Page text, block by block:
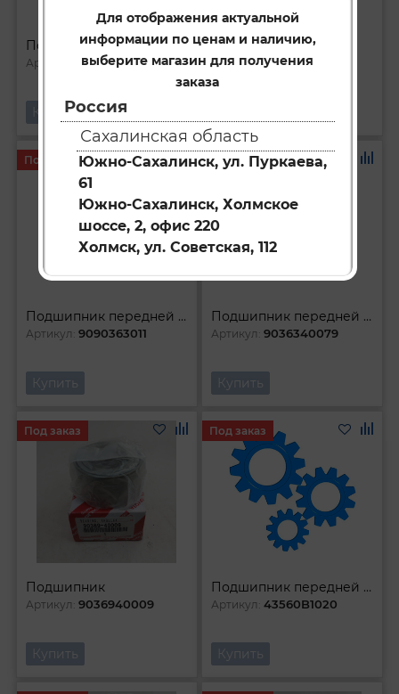
Для отображения актуальной
информации по ценам и наличию,
выберите магазин для получения
заказа
Россия
Сахалинская область
Южно-Сахалинск, ул. Пуркаева,
61
Южно-Сахалинск, Холмское
шоссе, 2, офис 220
Холмск, ул. Советская, 112
Подшипник переднего привода
Артикул: 9036341001
Купить
Подшипник
Артикул:9036658013
Подшипник передней ступицы
Артикул:9090363011
Под заказ
Купить
Подшипник передней ступицы
Артикул:9036340079
Под заказ
Купить
Подшипник
Артикул:9036940009
Под заказ
Купить
Подшипник передней ступицы
Артикул:43560B1020
Под заказ
Купить